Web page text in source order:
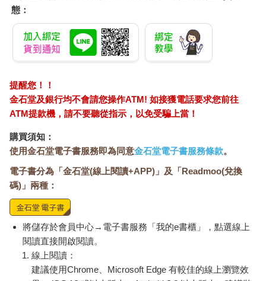
我們不能因為不想去面對那些糟糕的、黑暗的面向，就選擇逃避
婚姻，不然就是因噎廢食了。
最近，我和克里斯多福老師又通過一次電話，繼續上次的話題。
他坦誠地講，當初他在二十歲出頭的時候，悲觀地認為自己這一
偶然邂逅了他的妻子素梅老師，他很開心自己找到了真命天女，
頓覺那十幾年的等待是值得的。
結婚之後，他們曾經有過一段低潮期，那時候素梅老師也跟我提
起，她想要放一個婚姻長假，讓自己出去走走。然而，就在疫情
這段期間過後，他們的情感又磨合到了一個新的境界，雖不能說
是如膠似漆，至少是相濡以沫，他們成為了彼此最佳的良伴。
每個人都需要在婚姻這條路上探索和成長。倘若能在進入婚姻
前，就能完整看見婚姻最真實的面貌，接受婚姻並不僅僅只有風
花雪月的現實，才更有機會能找到適合自己的幸福，創造雙贏的
局面。
＊不管是戀愛還是結婚，都有五個注意事項
他的原生家庭
態：
提醒您！！
金石堂及銀行均不會請您操作ATM! 如接獲電話要求您前往
ATM提款機，請不要聽從指示，以免受騙上當！
購買須知：
使用金石堂電子書服務即為同意金石堂電子書服務條款。
電子書分為「金石堂(線上閱讀+APP)」及「Readmoo(兌換
碼)」兩種：
將儲存於會員中心→電子書服務「我的e書櫃」，點選線上
閱讀直接開啟閱讀。
線上閱讀：
建議使用Chrome、Microsoft Edge 有較佳的線上瀏覽效